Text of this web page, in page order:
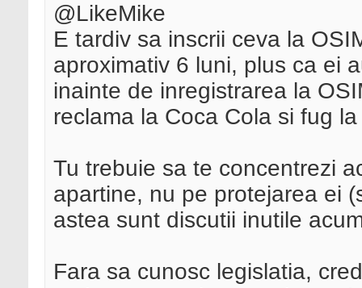
@LikeMike
E tardiv sa inscrii ceva la
aproximativ 6 luni, plus ca ei
inainte de inregistrarea la
reclama la Coca Cola si fug
Tu trebuie sa te concentrezi
apartine, nu pe protejarea ei
astea sunt discutii inutile
Fara sa cunosc legislatia,